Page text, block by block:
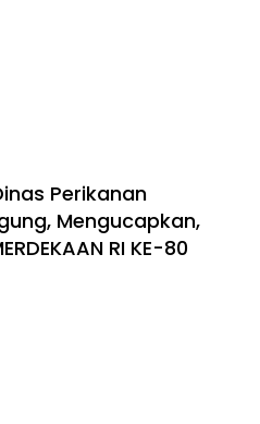
Perikanan
Mengucapkan,
RI KE-80